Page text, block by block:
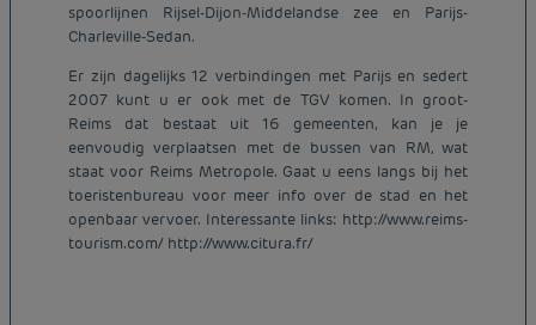
spoorlijnen Rijsel-Dijon-Middelandse zee en Parijs-
Charleville-Sedan.
Er zijn dagelijks 12 verbindingen met Parijs en sedert
2007 kunt u er ook met de TGV komen. In groot-
Reims dat bestaat uit 16 gemeenten, kan je je
eenvoudig verplaatsen met de bussen van RM, wat
staat voor Reims Metropole. Gaat u eens langs bij het
toeristenbureau voor meer info over de stad en het
openbaar vervoer. Interessante links: http://www.reims-
tourism.com/ http://www.citura.fr/
Goedkope hotels Parijs
Goedkope hotels Nederland
Goedkope hotels Breda
Juridische kennisgeving
Algemene voorwaarden voor de verkoop